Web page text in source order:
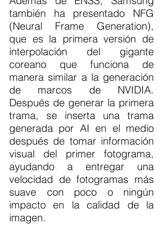
también ha presentado NFG
(Neural Frame Generation),
que es la primera versión de
interpolación del gigante
coreano que funciona de
manera similar a la generación
de marcos de NVIDIA.
Después de generar la primera
trama, se inserta una trama
generada por AI en el medio
después de tomar información
visual del primer fotograma,
ayudando a entregar una
velocidad de fotogramas más
suave con poco o ningún
impacto en la calidad de la
imagen.